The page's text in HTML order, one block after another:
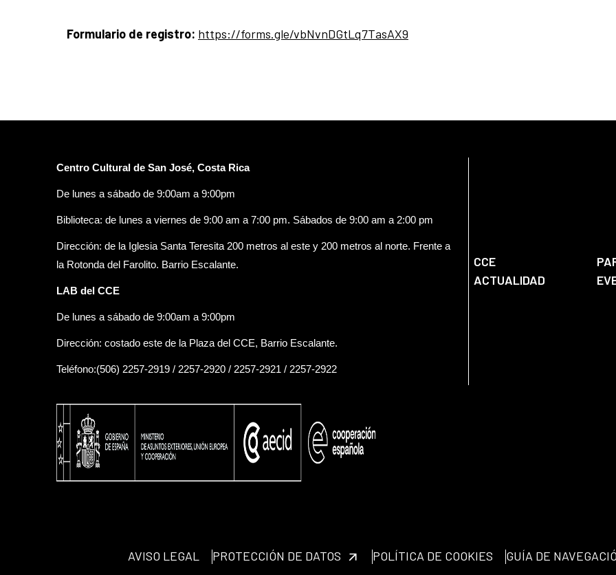
Formulario de registro: https://forms.gle/vbNvnDGtLq7TasAX9
Centro Cultural de San José, Costa Rica
De lunes a sábado de 9:00am a 9:00pm
Biblioteca: de lunes a viernes de 9:00 am a 7:00 pm. Sábados de 9:00 am a 2:00 pm
Dirección: de la Iglesia Santa Teresita 200 metros al este y 200 metros al norte. Frente a
la Rotonda del Farolito. Barrio Escalante.
LAB del CCE
De lunes a sábado de 9:00am a 9:00pm
Dirección: costado este de la Plaza del CCE, Barrio Escalante.
Teléfono:(506) 2257-2919 / 2257-2920 / 2257-2921 / 2257-2922
CCE
ACTUALIDAD
AVISO LEGAL PROTECCIÓN DE DATOS POLÍTICA DE COOKIES GUÍA DE